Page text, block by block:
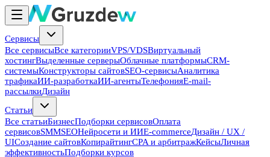
Сервисы
Все сервисыВсе категорииVPS/VDSВиртуальный
хостингВыделенные серверыОблачные платформыCRM-
системыКонструкторы сайтовSEO-сервисыАналитика
трафикаИИ-разработкаИИ-агентыТелефонияE-mail-
рассылкиДизайн
Статьи
Все статьиБизнесПодборки сервисовОплата
сервисовSMMSEOНейросети и ИИE-commerceДизайн / UX /
UIСоздание сайтовКопирайтингCPA и арбитражКейсыЛичная
эффективностьПодборки курсов